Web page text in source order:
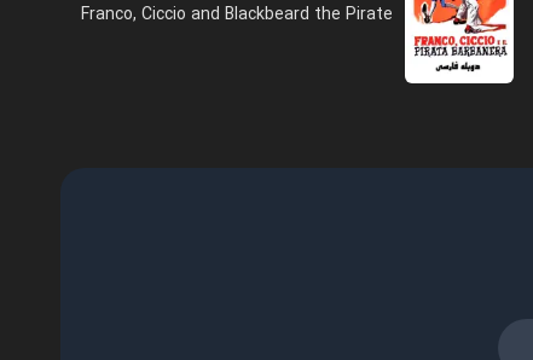
Franco, Ciccio and Blackbeard the Pirate